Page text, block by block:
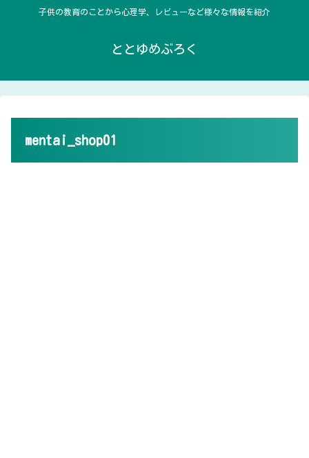
子供の教育のことから心理学、レビューなど様々な情報を紹介
ととゆめぶろく
mentai_shop01